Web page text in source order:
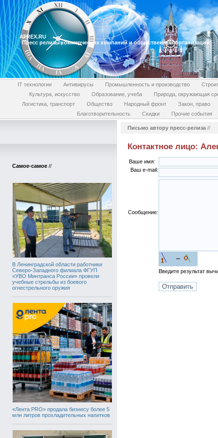
ATREX.RU
Пресс релизы коммерческих компаний и общественных организаций
IT технологии Антивирусы Промышленность и производство
Культура, искусство
Образование, учеба
Природа, окружающая
Логистика, транспорт
Общество Народный фронт
Закон, право
Благотворительность
Скидки Прочие события
Самое-самое //
В Ленинградской области работники
Северо-Западного филиала ФГУП
«УВО Минтранса России» провели
учебные стрельбы из боевого
огнестрельного оружия
«Лента PRO» продала бизнесу более 5
млн литров прохладительных напитков
Письмо автору пресс-релиза //
Контактное лицо:
Ваше имя:
Ваш e-mail:
Сообщение:
Введите результат